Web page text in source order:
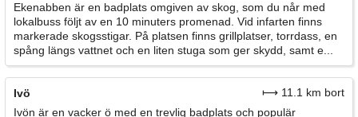
Ekenabben är en badplats omgiven av skog, som du når med
lokalbuss följt av en 10 minuters promenad. Vid infarten finns
markerade skogsstigar. På platsen finns grillplatser, torrdass, en
spång längs vattnet och en liten stuga som ger skydd, samt e...
Ivö
⟼ 11.1 km bort
Ivön är en vacker ö med en trevlig badplats och populär